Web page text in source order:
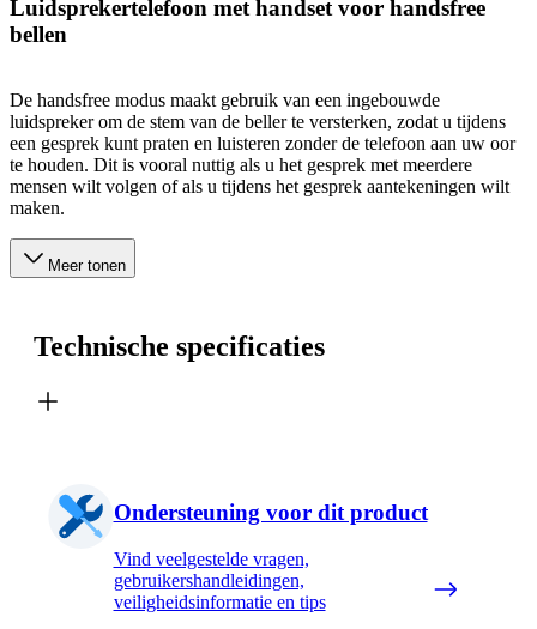
Luidsprekertelefoon met handset voor handsfree
bellen
De handsfree modus maakt gebruik van een ingebouwde
luidspreker om de stem van de beller te versterken, zodat u tijdens
een gesprek kunt praten en luisteren zonder de telefoon aan uw oor
te houden. Dit is vooral nuttig als u het gesprek met meerdere
mensen wilt volgen of als u tijdens het gesprek aantekeningen wilt
maken.
Meer tonen
Technische specificaties
Ondersteuning voor dit product
Vind veelgestelde vragen,
gebruikershandleidingen,
veiligheidsinformatie en tips